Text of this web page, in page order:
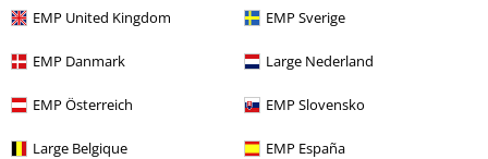
EMP United Kingdom EMP Sverige
EMP Danmark Large Nederland
EMP Österreich EMP Slovensko
Large Belgique EMP España
E-mailnieuwsbrief
korting!Meer info